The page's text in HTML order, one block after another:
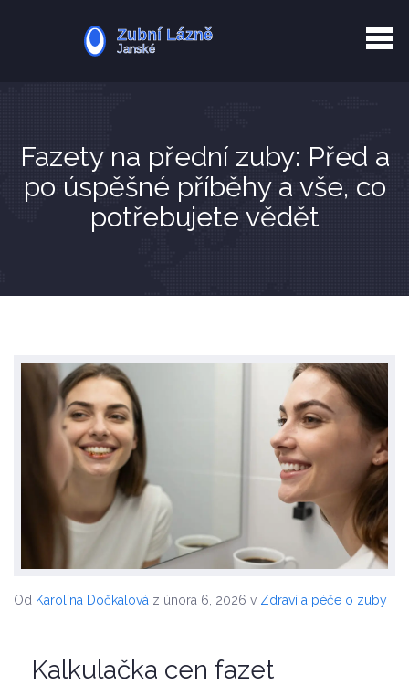
Zotavení po extrakci
Fazety na přední zuby: Před a
po úspěšné příběhy a vše, co
potřebujete vědět
Od Karolína Dočkalová z února 6, 2026 v Zdraví a péče o zuby
Kalkulačka cen fazet